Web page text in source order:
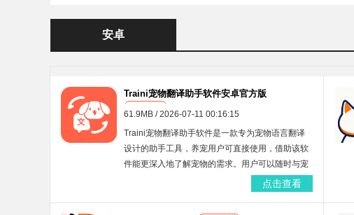
安卓
Traini宠物翻译助手软件安卓官方版
v1.0.1
61.9MB / 2026-07-11 00:16:15
Traini宠物翻译助手软件是一款专为宠物语言翻译
设计的助手工具，养宠用户可直接使用，借助该软
件能更深入地了解宠物的需求。用户可以随时与宠
物进行互动，从而更好地增进彼此之间的亲密关
系。软件具备实时翻译功能，能够满足大家在翻译
点击查看